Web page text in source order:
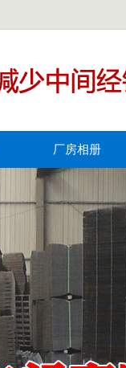
厂房相册